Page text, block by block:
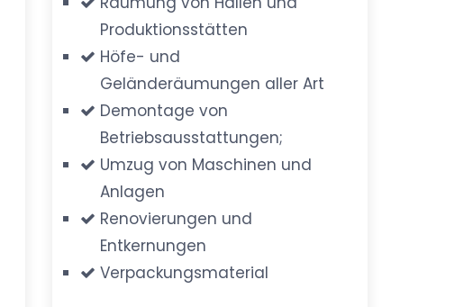
Produktionsstätten
Höfe- und
Geländeräumungen aller Art
Demontage von
Betriebsausstattungen;
Umzug von Maschinen und
Anlagen
Renovierungen und
Entkernungen
Verpackungsmaterial